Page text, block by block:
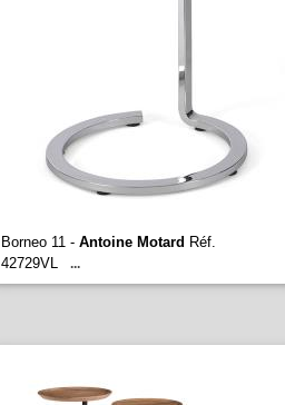
Borneo 11 - Antoine Motard Réf.
42729VL
...